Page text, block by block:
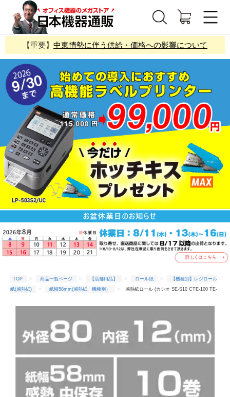
【重要】 中東情勢に伴う供給・価格への影響について
TOP 商品一覧ページ 【店舗用品】 ロール紙
【機種別】レジロール
紙(感熱紙)
紙幅58mm(感熱紙 機種別）
感熱紙ロール (カシオ SE-S10 CTE-100 TE-